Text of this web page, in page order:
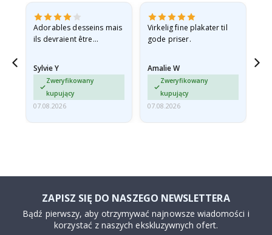
Adorables desseins mais
ils devraient être
enveloppe rigide car ils
sont arrivés roulés et un…
Sylvie Y
Zweryfikowany
kupujący
07.08.2026
Virkelig fine plakater til
gode priser.
Amalie W
Zweryfikowany
kupujący
07.08.2026
ZAPISZ SIĘ DO NASZEGO NEWSLETTERA
Bądź pierwszy, aby otrzymywać najnowsze wiadomości i
korzystać z naszych ekskluzywnych ofert.